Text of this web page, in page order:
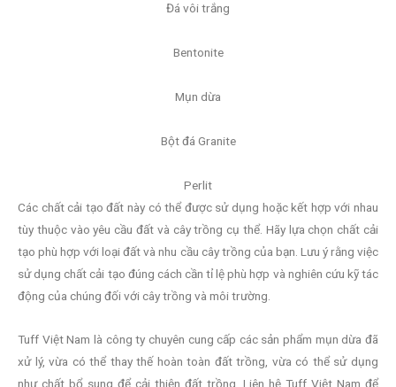
Đá vôi trắng
Bentonite
Mụn dừa
Bột đá Granite
Perlit
Các chất cải tạo đất này có thể được sử dụng hoặc kết hợp với nhau
tùy thuộc vào yêu cầu đất và cây trồng cụ thể. Hãy lựa chọn chất cải
tạo phù hợp với loại đất và nhu cầu cây trồng của bạn. Lưu ý rằng việc
sử dụng chất cải tạo đúng cách cần tỉ lệ phù hợp và nghiên cứu kỹ tác
động của chúng đối với cây trồng và môi trường.
Tuff Việt Nam là công ty chuyên cung cấp các sản phẩm mụn dừa đã
xử lý, vừa có thể thay thế hoàn toàn đất trồng, vừa có thể sử dụng
như chất bổ sung để cải thiện đất trồng. Liên hệ Tuff Việt Nam để